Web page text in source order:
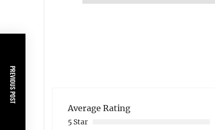
Average Rating
5 Star
PREVIOUS POST